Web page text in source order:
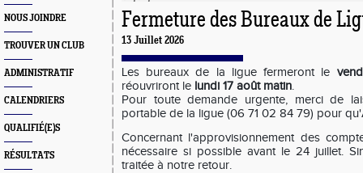
NOUS JOINDRE
TROUVER UN CLUB
ADMINISTRATIF
CALENDRIERS
QUALIFIÉ(E)S
RÉSULTATS
Fermeture des Bureaux de
13 Juillet 2026
Les bureaux de la ligue fermeront le
réouvriront le lundi 17 août matin.
Pour toute demande urgente, merci de
portable de la ligue (06 71 02 84 79) pour
Concernant l'approvisionnement des
nécessaire si possible avant le 24 juillet.
traitée à notre retour.